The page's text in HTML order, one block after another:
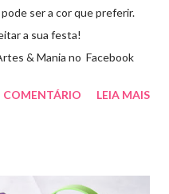
ser a cor que preferir.
a sua festa!
& Mania no Facebook
COMENTÁRIO LEIA MAIS